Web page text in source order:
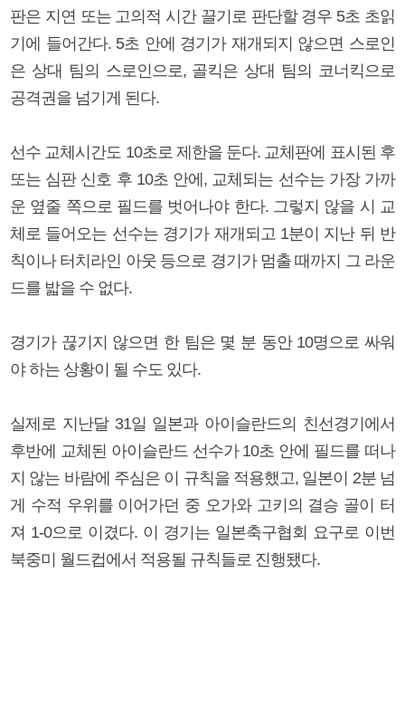
판은 지연 또는 고의적 시간 끌기로 판단할 경우 5초 초읽
기에 들어간다. 5초 안에 경기가 재개되지 않으면 스로인
은 상대 팀의 스로인으로, 골킥은 상대 팀의 코너킥으로
공격권을 넘기게 된다.
선수 교체시간도 10초로 제한을 둔다. 교체판에 표시된 후
또는 심판 신호 후 10초 안에, 교체되는 선수는 가장 가까
운 옆줄 쪽으로 필드를 벗어나야 한다. 그렇지 않을 시 교
체로 들어오는 선수는 경기가 재개되고 1분이 지난 뒤 반
칙이나 터치라인 아웃 등으로 경기가 멈출 때까지 그 라운
드를 밟을 수 없다.
경기가 끊기지 않으면 한 팀은 몇 분 동안 10명으로 싸워
야 하는 상황이 될 수도 있다.
실제로 지난달 31일 일본과 아이슬란드의 친선경기에서
후반에 교체된 아이슬란드 선수가 10초 안에 필드를 떠나
지 않는 바람에 주심은 이 규칙을 적용했고, 일본이 2분 넘
게 수적 우위를 이어가던 중 오가와 고키의 결승 골이 터
져 1-0으로 이겼다. 이 경기는 일본축구협회 요구로 이번
북중미 월드컵에서 적용될 규칙들로 진행됐다.